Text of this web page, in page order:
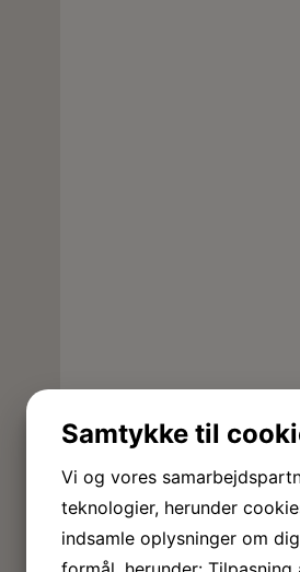
Samtykke til
Vi og vores
teknologier, herunder
indsamle oplysninger om